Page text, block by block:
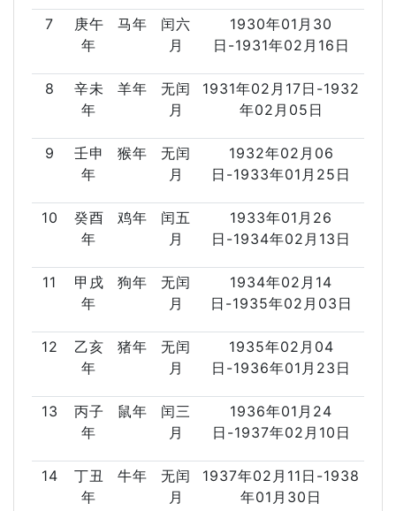
7
庚午
年
马年
闰六
月
1930年01月30
日-1931年02月16日
8
辛未
年
羊年
无闰
月
1931年02月17日-1932
年02月05日
9
壬申
年
猴年
无闰
月
1932年02月06
日-1933年01月25日
10
癸酉
年
鸡年
闰五
月
1933年01月26
日-1934年02月13日
11
甲戌
年
狗年
无闰
月
1934年02月14
日-1935年02月03日
12
乙亥
年
猪年
无闰
月
1935年02月04
日-1936年01月23日
13
丙子
年
鼠年
闰三
月
1936年01月24
日-1937年02月10日
14
丁丑
年
牛年
无闰
月
1937年02月11日-1938
年01月30日